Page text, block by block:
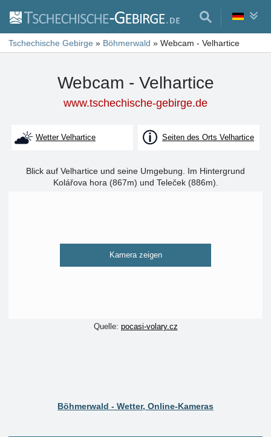
Tschechische Gebirge » Böhmerwald » Webcam - Velhartice
Webcam - Velhartice
www.tschechische-gebirge.de
Wetter Velhartice Seiten des Orts Velhartice
Blick auf Velhartice und seine Umgebung. Im Hintergrund
Kolářova hora (867m) und Teleček (886m).
Kamera zeigen
Quelle: pocasi-volary.cz
Böhmerwald - Wetter, Online-Kameras